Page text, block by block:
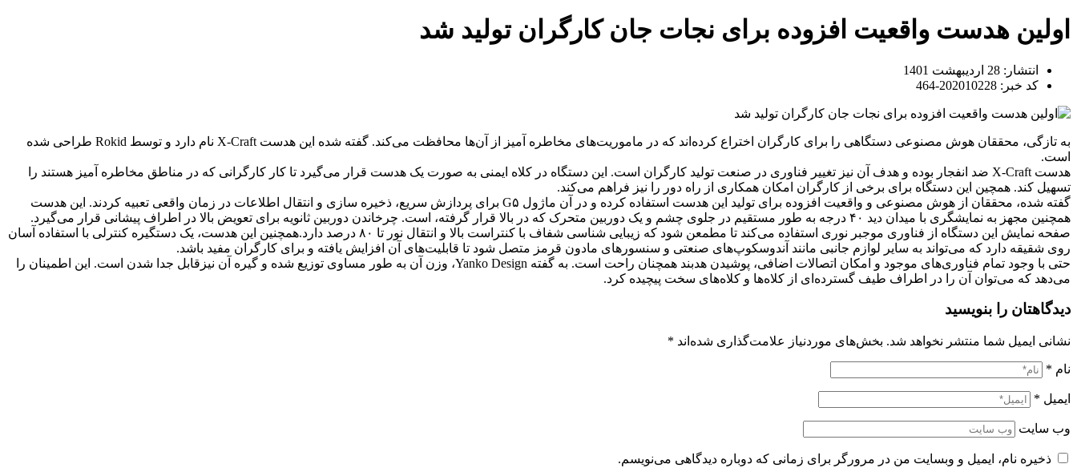
اولین هدست واقعیت افزوده برای نجات جان کارگران تولید شد
انتشار: 28 اردیبهشت 1401
کد خبر: 202010228-464
به تازگی، محققان هوش مصنوعی دستگاهی را برای کارگران اختراع کرده‌اند که در ماموریت‌های مخاطره آمیز از آن‌ها محافظت می‌کند. گفته شده این هدست
X-Craft نام دارد و توسط Rokid طراحی شده
است.
هدست
X-Craft ضد انفجار بوده و هدف آن نیز تغییر فناوری در صنعت تولید کارگران است. این دستگاه در کلاه ایمنی به صورت یک هدست قرار می‌گیرد تا کار کارگرانی که در مناطق مخاطره آمیز هستند را
تسهیل کند. همچین این دستگاه برای برخی از کارگران امکان همکاری از راه دور را نیز فراهم می‌کند.
گفته شده، محققان از هوش مصنوعی و واقعیت افزوده برای تولید این هدست استفاده کرده و در آن ماژول ۵
G برای پردازش سریع، ذخیره سازی و انتقال اطلاعات در زمان واقعی تعبیه کردند. این هدست
همچنین مجهز به نمایشگری با میدان دید ۴۰ درجه به طور مستقیم در جلوی چشم و یک دوربین متحرک که در بالا قرار گرفته، است. چرخاندن دوربین ثانویه برای تعویض بالا در اطراف پیشانی قرار می‌گیرد.
صفحه نمایش این دستگاه از فناوری موجبر نوری استفاده می‌کند تا مطمعن شود که زیبایی شناسی شفاف با کنتراست بالا و انتقال نور تا ۸۰ درصد دارد.همچنین این هدست، یک دستگیره کنترلی با استفاده آسان
روی شقیقه دارد که می‌تواند به سایر لوازم جانبی مانند آندوسکوپ‌های صنعتی و سنسور‌های مادون قرمز متصل شود تا قابلیت‌های آن افزایش یافته و برای کارگران مفید باشد.
حتی با وجود تمام فناوری‌های موجود و امکان اتصالات اضافی، پوشیدن هدبند همچنان راحت است. به گفته
Yanko Design، وزن آن به طور مساوی توزیع شده و گیره آن نیزقابل جدا شدن است. این اطمینان را
می‌دهد که می‌توان آن را در اطراف طیف گسترده‌ای از کلاه‌ها و کلاه‌های سخت پیچیده کرد.
دیدگاهتان را بنویسید
نشانی ایمیل شما منتشر نخواهد شد. بخش‌های موردنیاز علامت‌گذاری شده‌اند *
نام *
ایمیل *
وب‌ سایت
ذخیره نام، ایمیل و وبسایت من در مرورگر برای زمانی که دوباره دیدگاهی می‌نویسم.